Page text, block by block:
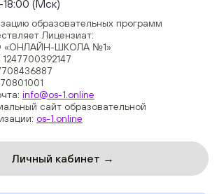
18:00 (Мск)
образовательных программ
Лицензиат:
«ОНЛАЙН-ШКОЛА №1»
info@os-1.online
сайт образовательной
os-1.online
Личный кабинет →